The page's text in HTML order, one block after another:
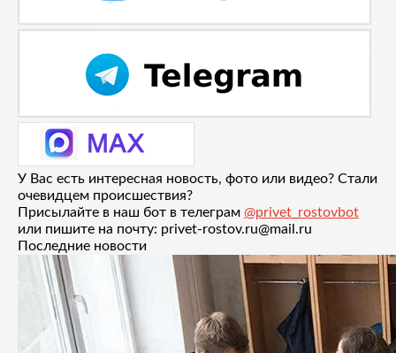
У Вас есть интересная новость, фото или видео? Стали
очевидцем происшествия?
Присылайте в наш бот в телеграм @privet_rostovbot
или пишите на почту: privet-rostov.ru@mail.ru
Последние новости